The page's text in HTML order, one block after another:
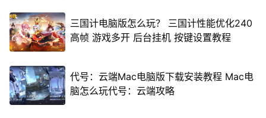
三国计电脑版怎么玩？ 三国计性能优化240
高帧 游戏多开 后台挂机 按键设置教程
代号：云端Mac电脑版下载安装教程 Mac电
脑怎么玩代号：云端攻略